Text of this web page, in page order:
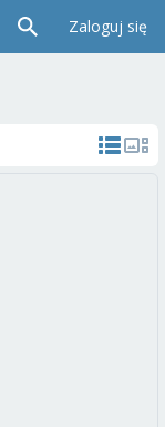
Zaloguj się